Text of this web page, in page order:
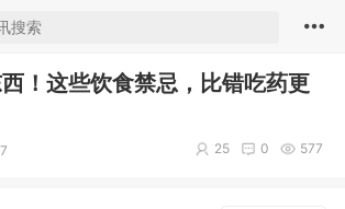
！这些饮食禁忌，比错吃药更
577
0
25